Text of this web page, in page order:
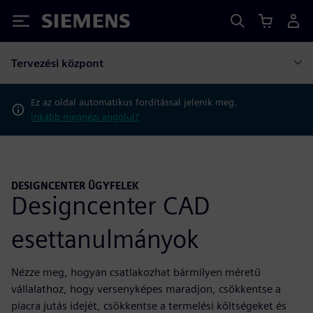
Siemens
Tervezési központ
Ez az oldal automatikus fordítással jelenik meg.
Inkább megnézi angolul?
DESIGNCENTER ÜGYFELEK
Designcenter CAD
esettanulmányok
Nézze meg, hogyan csatlakozhat bármilyen méretű
vállalathoz, hogy versenyképes maradjon, csökkentse a
piacra jutás idejét, csökkentse a termelési költségeket és